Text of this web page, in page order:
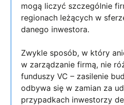
mogą liczyć szczególnie
regionach leżących w
danego inwestora.
Zwykle sposób, w który
w zarządzanie firmą, nie
funduszy VC – zasilenie
odbywa się w zamian za
przypadkach inwestorzy